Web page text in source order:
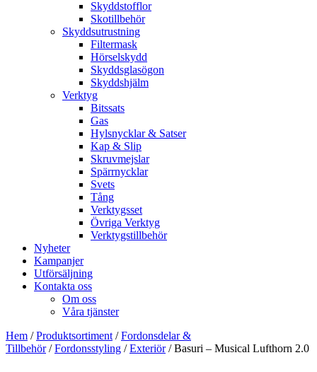
Skyddstofflor
Skotillbehör
Skyddsutrustning
Filtermask
Hörselskydd
Skyddsglasögon
Skyddshjälm
Verktyg
Bitssats
Gas
Hylsnycklar & Satser
Kap & Slip
Skruvmejslar
Spärrnycklar
Svets
Tång
Verktygsset
Övriga Verktyg
Verktygstillbehör
Nyheter
Kampanjer
Utförsäljning
Kontakta oss
Om oss
Våra tjänster
Hem /Produktsortiment /Fordonsdelar &
Tillbehör/Fordonsstyling /Exteriör/ Basuri – Musical Lufthorn 2.0